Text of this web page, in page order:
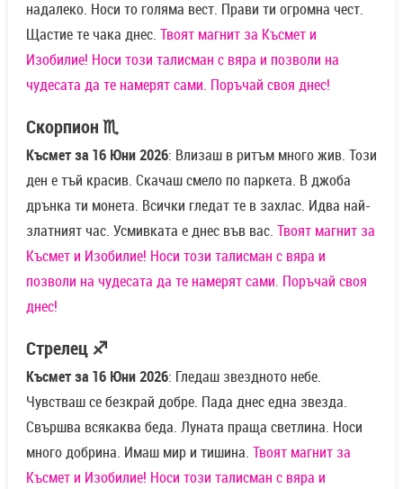
надалеко. Носи то голяма вест. Прави ти огромна чест.
Щастие те чака днес. Твоят магнит за Късмет и
Изобилие! Носи този талисман с вяра и позволи на
чудесата да те намерят сами. Поръчай своя днес!
Скорпион ♏
Късмет за 16 Юни 2026: Влизаш в ритъм много жив. Този
ден е тъй красив. Скачаш смело по паркета. В джоба
дрънка ти монета. Всички гледат те в захлас. Идва най-
златният час. Усмивката е днес във вас. Твоят магнит за
Късмет и Изобилие! Носи този талисман с вяра и
позволи на чудесата да те намерят сами. Поръчай своя
днес!
Стрелец ♐
Късмет за 16 Юни 2026: Гледаш звездното небе.
Чувстваш се безкрай добре. Пада днес една звезда.
Свършва всякаква беда. Луната праща светлина. Носи
много добрина. Имаш мир и тишина. Твоят магнит за
Късмет и Изобилие! Носи този талисман с вяра и